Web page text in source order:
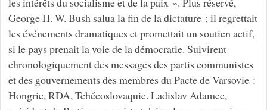
George H. W. Bush salua la fin de la dictature ; il regrettait
les événements dramatiques et promettait un soutien actif,
si le pays prenait la voie de la démocratie. Suivirent
chronologiquement des messages des partis communistes
et des gouvernements des membres du Pacte de Varsovie :
Hongrie, RDA, Tchécoslovaquie. Ladislav Adamec,